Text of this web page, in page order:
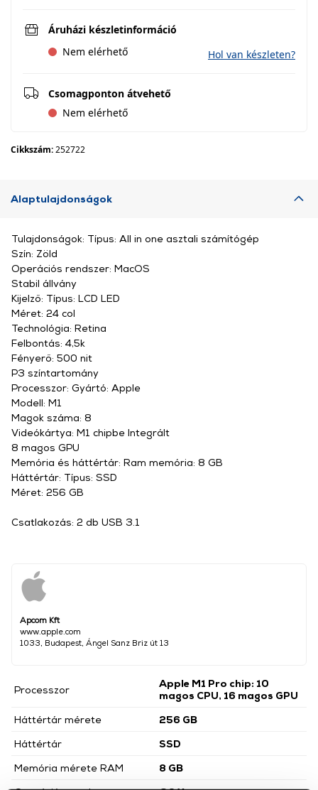
Áruházi készletinformáció
Nem elérhető
Hol van készleten?
Csomagponton átvehető
Nem elérhető
Cikkszám:252722
Alaptulajdonságok
Apcom Kft
www.apple.com
1033, Budapest, Ángel Sanz Briz út 13
Processzor
Apple M1 Pro chip: 10
magos CPU, 16 magos GPU
Háttértár mérete
256 GB
Háttértár
SSD
Memória mérete RAM
8 GB
Tulajdonságok: Típus: All in one asztali számítógép
Szín: Zöld
Operációs rendszer: MacOS
Stabil állvány
Kijelző: Típus: LCD LED
Méret: 24 col
Technológia: Retina
Felbontás: 4,5k
Fényerő: 500 nit
P3 színtartomány
Processzor: Gyártó: Apple
Modell: M1
Magok száma: 8
Videókártya: M1 chipbe Integrált
8 magos GPU
Memória és háttértár: Ram memória: 8 GB
Háttértár: Típus: SSD
Méret: 256 GB
Csatlakozás: 2 db USB 3.1